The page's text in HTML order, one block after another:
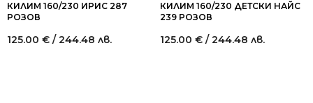
КИЛИМ 160/230 ИРИС 287
РОЗОВ
125.00 € / 244.48 лв.
КИЛИМ 160/230 ДЕТСКИ НАЙС
239 РОЗОВ
125.00 € / 244.48 лв.